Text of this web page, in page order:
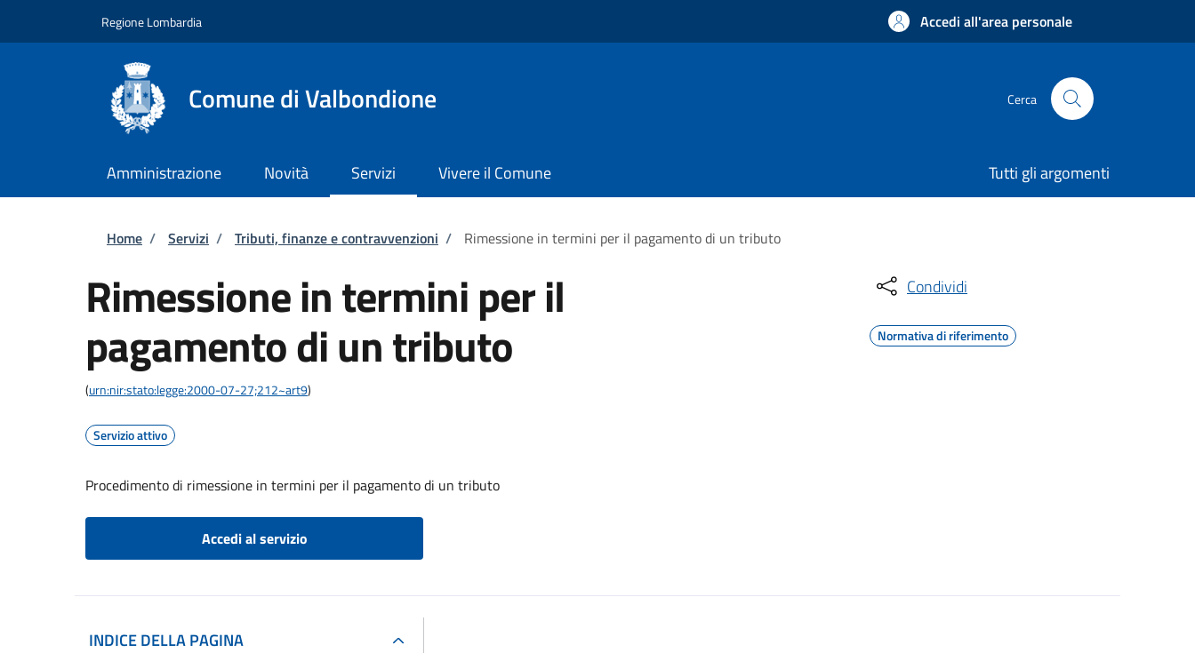
Regione Lombardia Accedi all'area personale
Comune di Valbondione Cerca
Amministrazione Novità Servizi Vivere il Comune Tutti gli argomenti
Briciole di pane
Home / Servizi / Tributi, finanze e contravvenzioni / Rimessione in termini per il pagamento di un tributo
Rimessione in termini per il
pagamento di un tributo
(urn:nir:stato:legge:2000-07-27;212~art9)
Servizio attivo
Procedimento di rimessione in termini per il pagamento di un tributo
Accedi al servizio
Condividi
Normativa di riferimento
INDICE DELLA PAGINA